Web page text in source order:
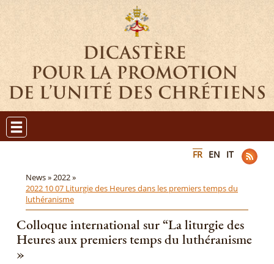
FR EN IT
News »2022 »
2022 10 07 Liturgie des Heures dans les premiers temps du
luthéranisme
Colloque international sur “La liturgie des
Heures aux premiers temps du luthéranisme
»